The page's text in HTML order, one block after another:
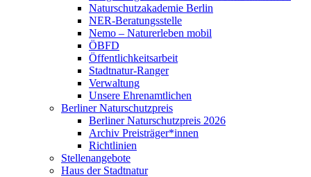
Naturschutzakademie Berlin
NER-Beratungsstelle
Nemo – Naturerleben mobil
ÖBFD
Öffentlichkeitsarbeit
Stadtnatur-Ranger
Verwaltung
Unsere Ehrenamtlichen
Berliner Naturschutzpreis
Berliner Naturschutzpreis 2026
Archiv Preisträger*innen
Richtlinien
Stellenangebote
Haus der Stadtnatur